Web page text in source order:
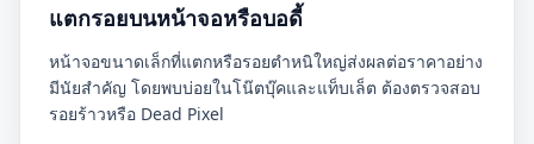
แตกรอยบนหน้าจอหรือบอดี้
หน้าจอขนาดเล็กที่แตกหรือรอยตำหนิใหญ่ส่งผลต่อราคาอย่าง
มีนัยสำคัญ โดยพบบ่อยในโน๊ตบุ๊คและแท็บเล็ต ต้องตรวจสอบ
รอยร้าวหรือ Dead Pixel